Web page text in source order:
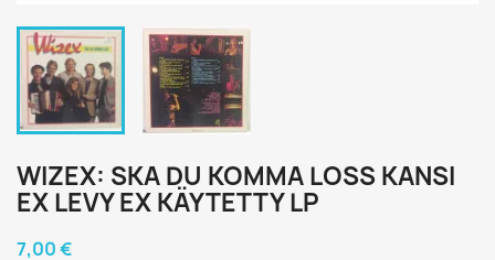
WIZEX: SKA DU KOMMA LOSS KANSI
EX LEVY EX KÄYTETTY LP
7,00 €